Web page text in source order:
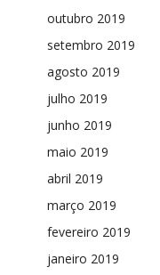
outubro 2019
setembro 2019
agosto 2019
julho 2019
junho 2019
maio 2019
abril 2019
março 2019
fevereiro 2019
janeiro 2019